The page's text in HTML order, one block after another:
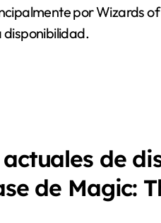
por Wizards
disponibilidad.
de
de Magic: